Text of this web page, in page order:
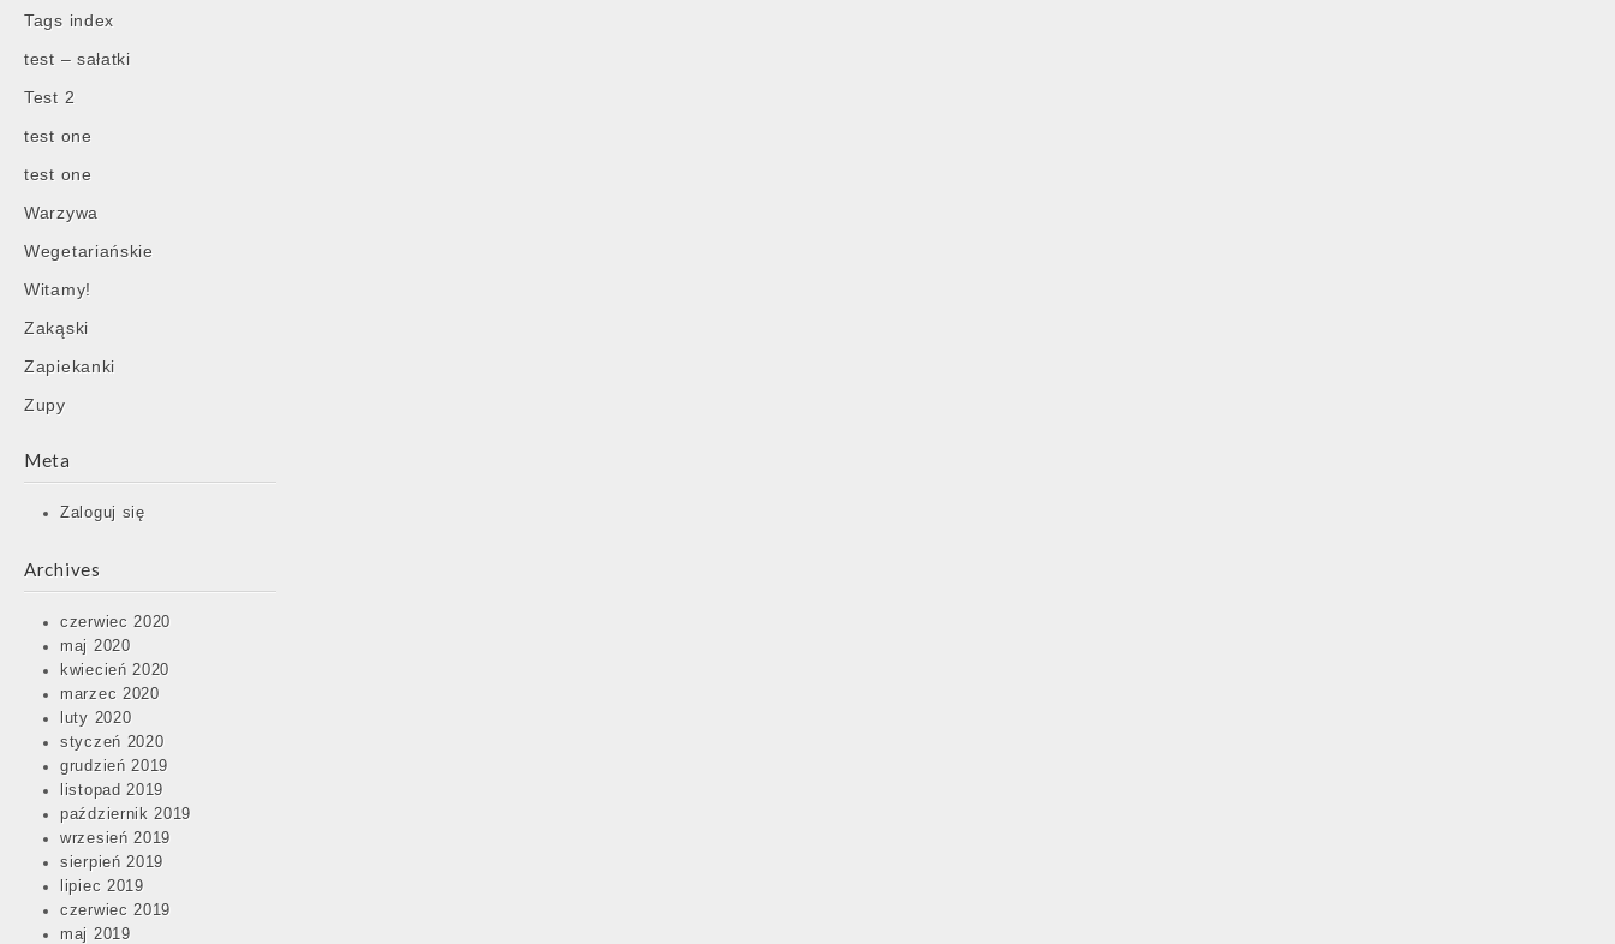
Tags index
test – sałatki
Test 2
test one
test one
Warzywa
Wegetariańskie
Witamy!
Zakąski
Zapiekanki
Zupy
Meta
Zaloguj się
Archives
czerwiec 2020
maj 2020
kwiecień 2020
marzec 2020
luty 2020
styczeń 2020
grudzień 2019
listopad 2019
październik 2019
wrzesień 2019
sierpień 2019
lipiec 2019
czerwiec 2019
maj 2019